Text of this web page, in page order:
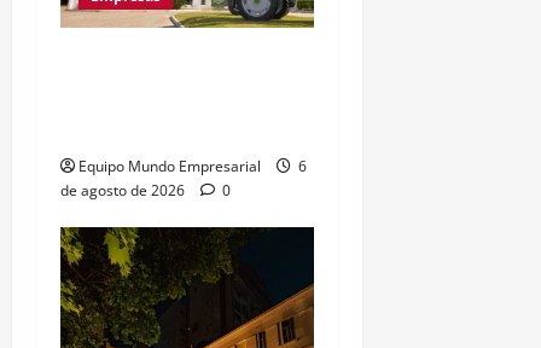
Equipo Mundo Empresarial
6
de agosto de 2026
0